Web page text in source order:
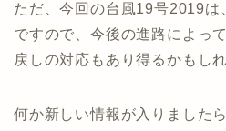
ただ、今回の台風19号2019は
ですので、今後の進路によっ
戻しの対応もあり得るかもし
何か新しい情報が入りました